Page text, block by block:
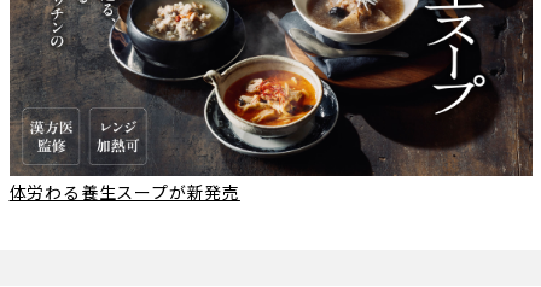
体労わる養生スープが新発売